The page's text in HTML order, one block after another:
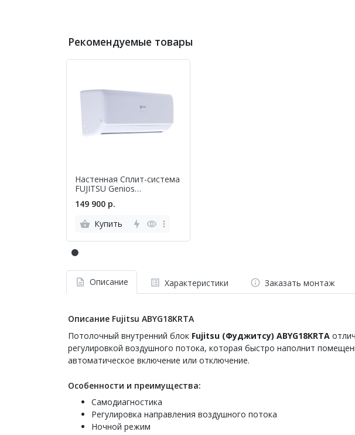
Рекомендуемые товары
Настенная Сплит-система
FUJITSU Genios
149 900 р.
Купить
Описание Характеристики Заказать монтаж
Описание Fujitsu ABYG18KRTA
Потолочный внутренний блок Fujitsu (Фуджитсу) ABYG18KRTA
регулировкой воздушного потока, которая быстро наполнит
автоматическое включение или отключение.
Особенности и преимущества:
Самодиагностика
Регулировка направления воздушного потока
Ночной режим